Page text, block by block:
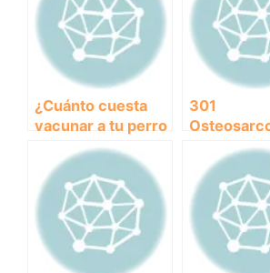
¿Cuánto cuesta
vacunar a tu perro
contra la rabia?
301
perros:
síntomas y